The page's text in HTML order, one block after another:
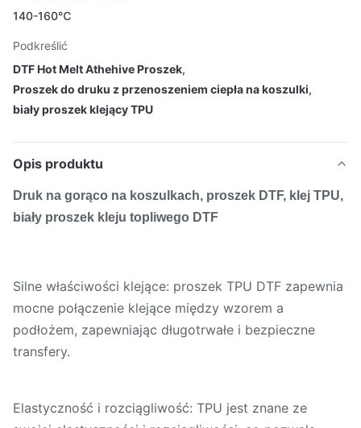
140-160℃
Podkreślić
DTF Hot Melt Athehive Proszek,
Proszek do druku z przenoszeniem ciepła na koszulki,
biały proszek klejący TPU
Opis produktu
Druk na gorąco na koszulkach, proszek DTF, klej TPU,
biały proszek kleju topliwego DTF
Silne właściwości klejące: proszek TPU DTF zapewnia
mocne połączenie klejące między wzorem a
podłożem, zapewniając długotrwałe i bezpieczne
transfery.
Elastyczność i rozciągliwość: TPU jest znane ze